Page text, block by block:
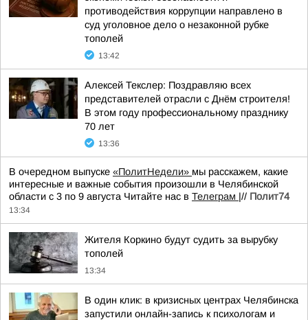
противодействия коррупции направлено в
суд уголовное дело о незаконной рубке
тополей
13:42
Алексей Текслер: Поздравляю всех
представителей отрасли с Днём строителя!
В этом году профессиональному празднику
70 лет
13:36
В очередном выпуске «ПолитНедели» мы расскажем, какие
интересные и важные события произошли в Челябинской
области с 3 по 9 августа Читайте нас в Телеграм |// Полит74
13:34
Жителя Коркино будут судить за вырубку
тополей
13:34
В один клик: в кризисных центрах Челябинска
запустили онлайн-запись к психологам и